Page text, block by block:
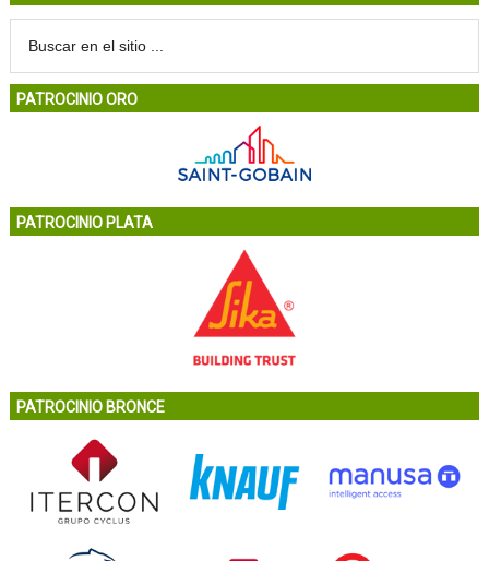
PATROCINIO ORO
PATROCINIO PLATA
PATROCINIO BRONCE